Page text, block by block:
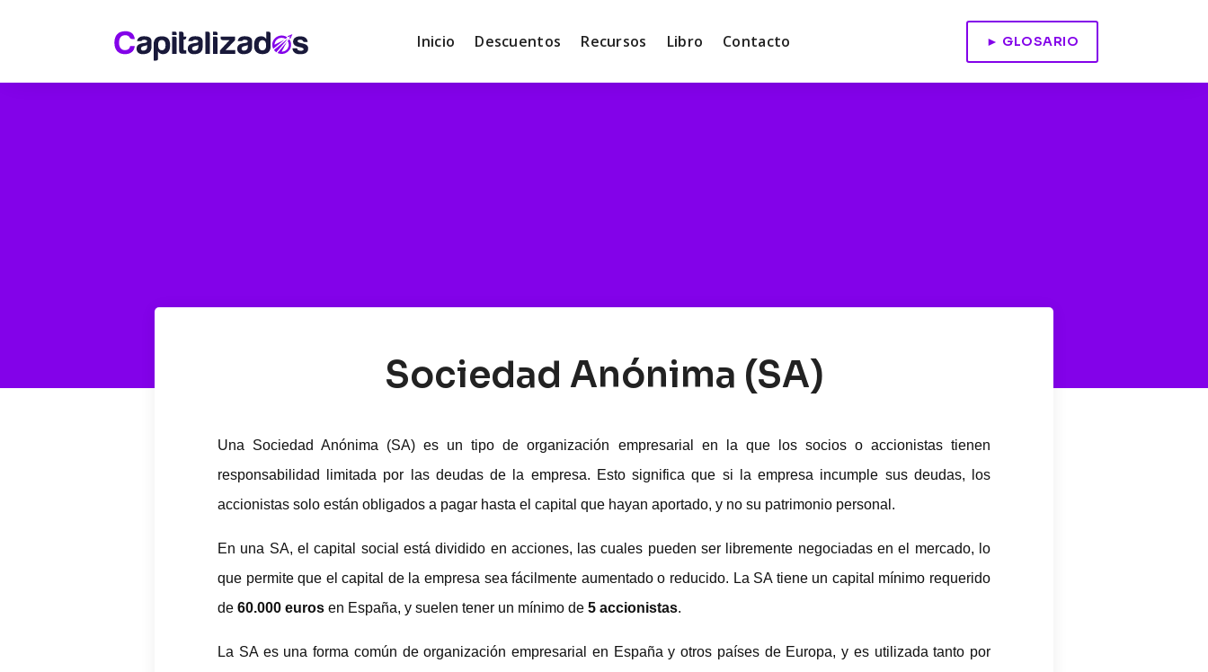
Inicio Descuentos Recursos Libro Contacto ► GLOSARIO
Sociedad Anónima (SA)
Una Sociedad Anónima (SA) es un tipo de organización empresarial en la que los socios o accionistas tienen
responsabilidad limitada por las deudas de la empresa. Esto significa que si la empresa incumple sus deudas, los
accionistas solo están obligados a pagar hasta el capital que hayan aportado, y no su patrimonio personal.
En una SA, el capital social está dividido en acciones, las cuales pueden ser libremente negociadas en el mercado, lo
que permite que el capital de la empresa sea fácilmente aumentado o reducido. La SA tiene un capital mínimo requerido
de 60.000 euros en España, y suelen tener un mínimo de 5 accionistas.
La SA es una forma común de organización empresarial en España y otros países de Europa, y es utilizada tanto por